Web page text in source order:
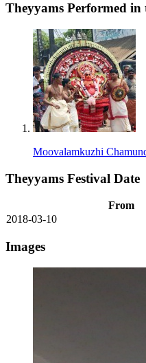
Theyyams Performed in
Moovalamkuzhi
Theyyams Festival Date
From
2018-03-10
Images